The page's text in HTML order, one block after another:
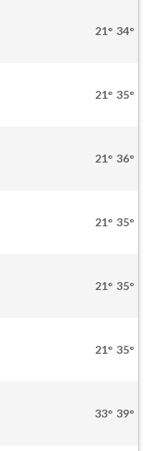
21° 34°
21° 35°
21° 36°
21° 35°
21° 35°
21° 35°
33° 39°